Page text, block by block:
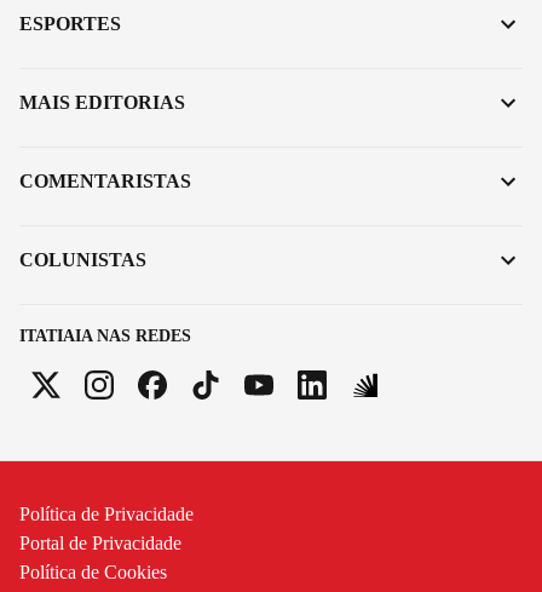
ITATIAIA NAS REDES
ESPORTES
MAIS EDITORIAS
COMENTARISTAS
COLUNISTAS
Política de Privacidade
Portal de Privacidade
Política de Cookies